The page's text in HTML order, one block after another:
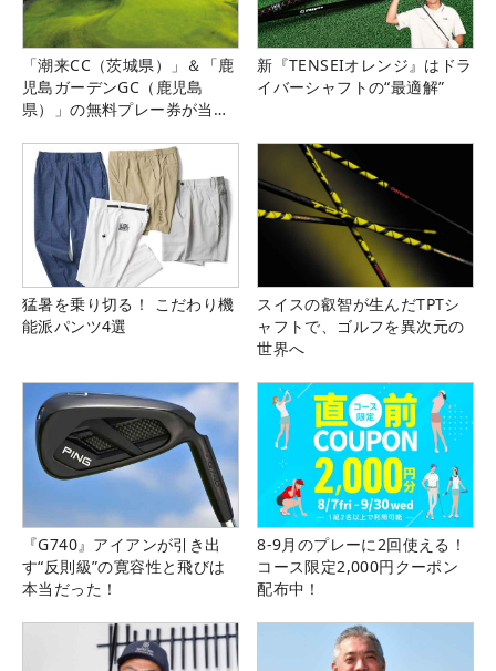
「潮来CC（茨城県）」＆「鹿
児島ガーデンGC（鹿児島
県）」の無料プレー券が当た
新『TENSEIオレンジ』はドラ
イバーシャフトの“最適解”
猛暑を乗り切る！ こだわり機
能派パンツ4選
スイスの叡智が生んだTPTシ
ャフトで、ゴルフを異次元の
世界へ
『G740』アイアンが引き出
す“反則級”の寛容性と飛びは
本当だった！
8-9月のプレーに2回使える！
コース限定2,000円クーポン
配布中！